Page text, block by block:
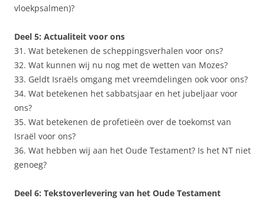
vloekpsalmen)?
Deel 5: Actualiteit voor ons
31. Wat betekenen de scheppingsverhalen voor ons?
32. Wat kunnen wij nu nog met de wetten van Mozes?
33. Geldt Israëls omgang met vreemdelingen ook voor ons?
34. Wat betekenen het sabbatsjaar en het jubeljaar voor
ons?
35. Wat betekenen de profetieën over de toekomst van
Israël voor ons?
36. Wat hebben wij aan het Oude Testament? Is het NT niet
genoeg?
Deel 6: Tekstoverlevering van het Oude Testament